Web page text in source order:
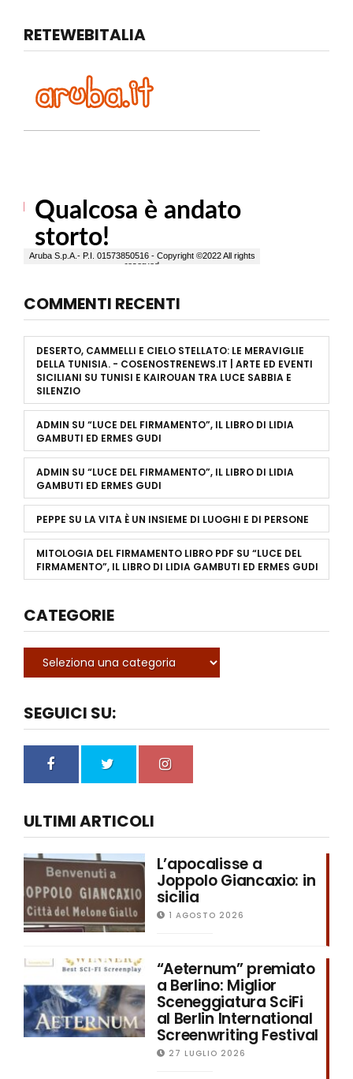
RETEWEBITALIA
COMMENTI RECENTI
DESERTO, CAMMELLI E CIELO STELLATO: LE MERAVIGLIE
DELLA TUNISIA. - COSENOSTRENEWS.IT | ARTE ED EVENTI
SICILIANI SU TUNISI E KAIROUAN TRA LUCE SABBIA E
SILENZIO
ADMIN SU “LUCE DEL FIRMAMENTO”, IL LIBRO DI LIDIA
GAMBUTI ED ERMES GUDI
ADMIN SU “LUCE DEL FIRMAMENTO”, IL LIBRO DI LIDIA
GAMBUTI ED ERMES GUDI
PEPPE SU LA VITA È UN INSIEME DI LUOGHI E DI PERSONE
MITOLOGIA DEL FIRMAMENTO LIBRO PDF SU “LUCE DEL
FIRMAMENTO”, IL LIBRO DI LIDIA GAMBUTI ED ERMES GUDI
CATEGORIE
SEGUICI SU:
ULTIMI ARTICOLI
L’apocalisse a
Joppolo Giancaxio: in
sicilia
1 AGOSTO 2026
“Aeternum” premiato
a Berlino: Miglior
Sceneggiatura SciFi
al Berlin International
Screenwriting Festival
27 LUGLIO 2026